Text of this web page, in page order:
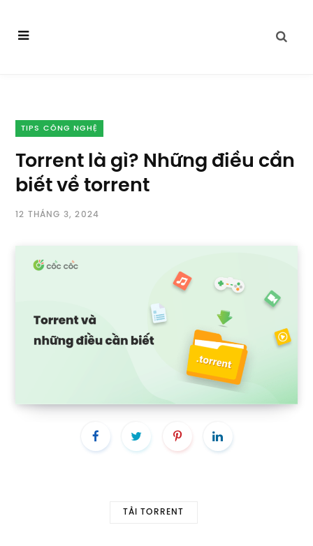
TIPS CÔNG NGHỆ
Torrent là gì? Những điều cần
biết về torrent
12 THÁNG 3, 2024
TẢI TORRENT